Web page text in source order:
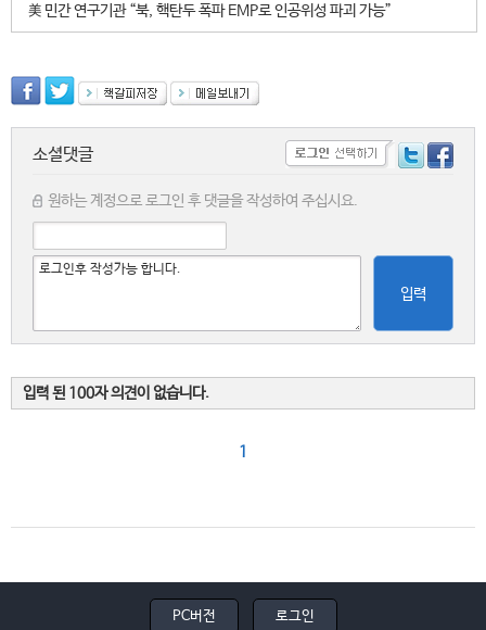
美 민간 연구기관 “북, 핵탄두 폭파 EMP로 인공위성 파괴 가능”
소셜댓글
원하는 계정으로 로그인 후 댓글을 작성하여 주십시요.
입력
입력 된 100자 의견이 없습니다.
1
PC버전 로그인